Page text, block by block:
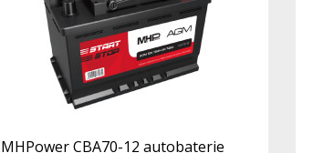
MHPower CBA70-12 autobaterie